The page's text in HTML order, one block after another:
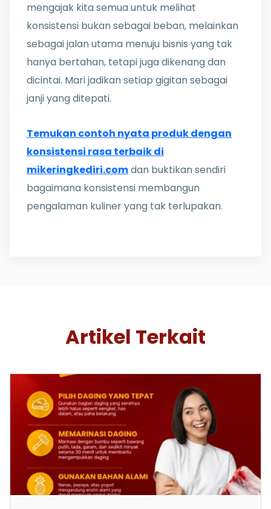
mengajak kita semua untuk melihat
konsistensi bukan sebagai beban, melainkan
sebagai jalan utama menuju bisnis yang tak
hanya bertahan, tetapi juga dikenang dan
dicintai. Mari jadikan setiap gigitan sebagai
janji yang ditepati.
Temukan contoh nyata produk dengan
konsistensi rasa terbaik di
mikeringkediri.comdan buktikan sendiri
bagaimana konsistensi membangun
pengalaman kuliner yang tak terlupakan.
Artikel Terkait